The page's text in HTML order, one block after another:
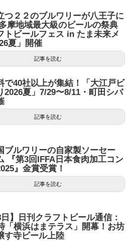
つ２２のブルワリーが八王子に
摩地域最大級のビールの祭典
トビールフェス in たま未来メ
夏」開催
記事を読む
で40社以上が集結！「大江戸ビ
2026夏」7/29〜8/11・町田シバ
記事を読む
ブルワリーの自家製ソーセー
『第3回IFFA日本食肉加工コン
』金賞受賞！
記事を読む
日】日刊クラフトビール通信：
「横浜はまテラス」開幕！お坊
す寺ビール上陸